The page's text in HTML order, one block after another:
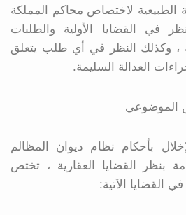
النتيجة الطبيعية لاختصاص محاكم المملكة
في القضايا الأولية والطلبات
، وكذلك النظر في أي طلب يتعلق
العدالة السليمة.
الموضوعي
الإخلال بأحكام نظام ديوان المظالم
بنظر القضايا العقارية ، تختص
القضايا الآتية: